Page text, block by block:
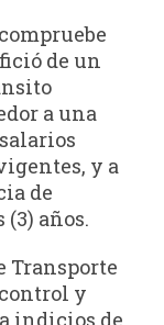
de un
a una
y a
de
años.
Transporte
y
indicios de